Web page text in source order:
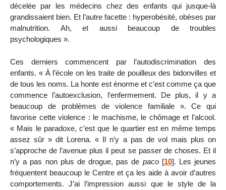
décelée par les médecins chez des enfants qui jusque-là
grandissaient bien. Et l’autre facette : hyperobésité, obèses par
malnutrition. Ah, et aussi beaucoup de troubles
psychologiques ».
Ces derniers commencent par l’autodiscrimination des
enfants. « À l’école on les traite de pouilleux des bidonvilles et
de tous les noms. La honte est énorme et c’est comme ça que
commence l’autoexclusion, l’enfermement. De plus, il y a
beaucoup de problèmes de violence familiale ». Ce qui
favorise cette violence : le machisme, le chômage et l’alcool.
« Mais le paradoxe, c’est que le quartier est en même temps
assez sûr » dit Lorena. « Il n’y a pas de vol mais plus on
s’approche de l’avenue plus il peut se passer de choses. Et il
n’y a pas non plus de drogue, pas de paco[10]. Les jeunes
fréquentent beaucoup le Centre et ça les aide à avoir d’autres
comportements. J’ai l’impression aussi que le style de la